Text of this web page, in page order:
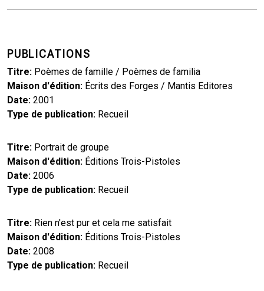
PUBLICATIONS
Titre Poèmes de famille / Poèmes de familia
Maison d'édition Écrits des Forges / Mantis Editores
Date 2001
Type de publication Recueil
Titre Portrait de groupe
Maison d'édition Éditions Trois-Pistoles
Date 2006
Type de publication Recueil
Titre Rien n'est pur et cela me satisfait
Maison d'édition Éditions Trois-Pistoles
Date 2008
Type de publication Recueil